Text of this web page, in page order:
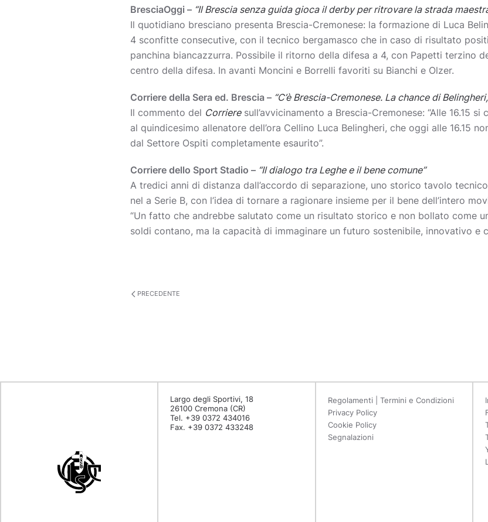
BresciaOggi – “Il Brescia senza guida gioca il derby per ritrovare la strada
Il quotidiano bresciano presenta Brescia-Cremonese: la formazione di Luca
4 sconfitte consecutive, con il tecnico bergamasco che in caso di risultato
panchina biancazzurra. Possibile il ritorno della difesa a 4, con Papetti terzino
centro della difesa. In avanti Moncini e Borrelli favoriti su Bianchi e Olzer.
Corriere della Sera ed. Brescia – “C’è Brescia-Cremonese. La chance di
Il commento del Corrieresull’avvicinamento a Brescia-Cremonese: “Alle 16.15
al quindicesimo allenatore dell’ora Cellino Luca Belingheri, che oggi alle 16.15
dal Settore Ospiti completamente esaurito”.
Corriere dello Sport Stadio – “Il dialogo tra Leghe e il bene comune”
A tredici anni di distanza dall’accordo di separazione, uno storico tavolo
nel a Serie B, con l’idea di tornare a ragionare insieme per il bene dell’intero
“Un fatto che andrebbe salutato come un risultato storico e non bollato come
soldi contano, ma la capacità di immaginare un futuro sostenibile, innovativo e
PRECEDENTE
Largo degli Sportivi, 18
26100 Cremona (CR)
Tel. +39 0372 434016
Fax. +39 0372 433248
Regolamenti | Termini e Condizioni
Privacy Policy
Cookie Policy
Segnalazioni